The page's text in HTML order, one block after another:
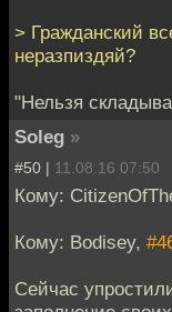
> Гражданский
неразпиздяй?
"Нельзя
Soleg »
#50 | 11.08.16 07:50
Кому:
Кому: Bodisey,
Сейчас